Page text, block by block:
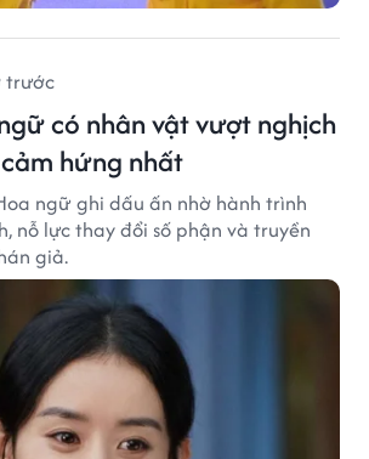
trước
có nhân vật vượt nghịch
hứng nhất
ngữ ghi dấu ấn nhờ hành trình
nỗ lực thay đổi số phận và truyền
giả.